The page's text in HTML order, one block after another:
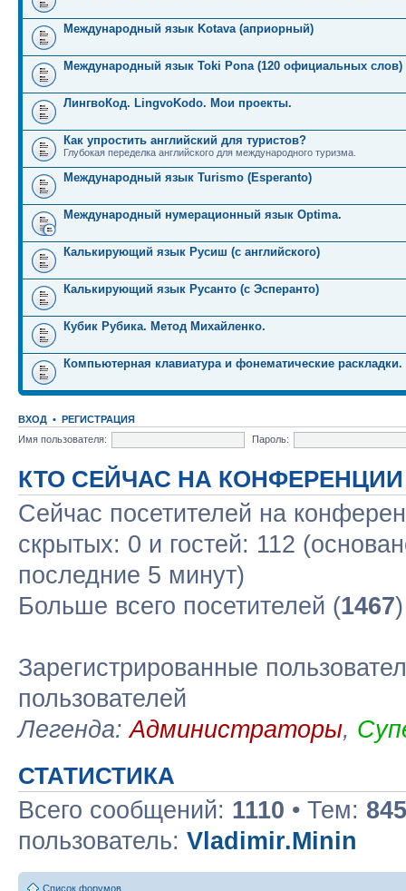
Международный язык Kotava (априорный)
Международный язык Toki Pona (120 официальных слов)
ЛингвоКод. LingvoKodo. Мои проекты.
Как упростить английский для туристов?
Глубокая переделка английского для международного туризма.
Международный язык Turismo (Esperanto)
Международный нумерационный язык Optima.
Калькирующий язык Русиш (с английского)
Калькирующий язык Русанто (с Эсперанто)
Кубик Рубика. Метод Михайленко.
Компьютерная клавиатура и фонематические раскладки.
ВХОД • РЕГИСТРАЦИЯ
Имя пользователя:
Пароль:
КТО СЕЙЧАС НА КОНФЕРЕНЦИИ
Сейчас посетителей на
скрытых: 0 и гостей: 112
последние 5 минут)
Больше всего посетителей (1467
Зарегистрированные
пользователей
Легенда:Администраторы,
СТАТИСТИКА
Всего сообщений: 1110 • Тем: 845
пользователь: Vladimir.Minin
Список форумов